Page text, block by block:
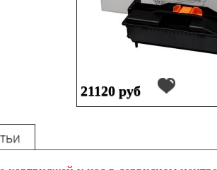
21120 руб